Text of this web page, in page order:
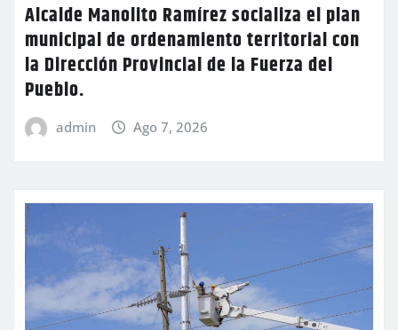
Alcalde Manolito Ramírez socializa el plan
municipal de ordenamiento territorial con
la Dirección Provincial de la Fuerza del
Pueblo.
admin Ago 7, 2026